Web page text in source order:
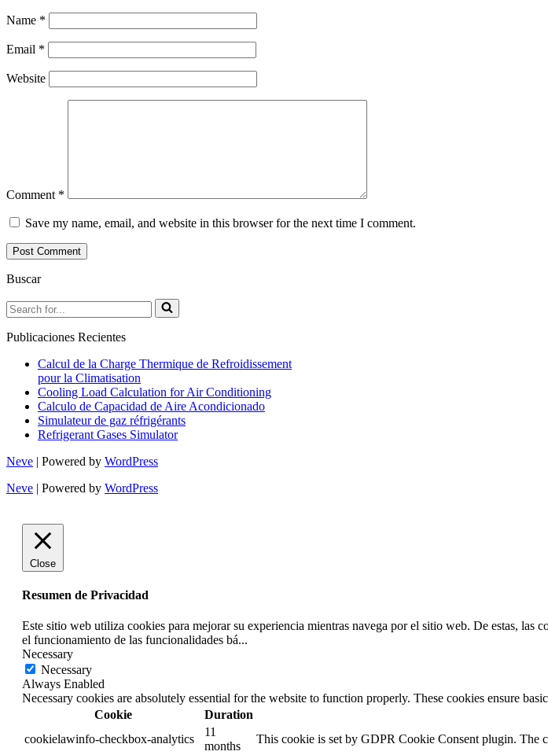
Name *
Email *
Website
Comment *
Save my name, email, and website in this browser for the next time I comment.
Buscar
Search
for...
Publicaciones Recientes
Calcul de la Charge Thermique de Refroidissement
pour la Climatisation
Cooling Load Calculation for Air Conditioning
Calculo de Capacidad de Aire Acondicionado
Simulateur de gaz réfrigérants
Refrigerant Gases Simulator
Neve | Powered by WordPress
Neve | Powered by WordPress
Close
Resumen de Privacidad
Este sitio web utiliza cookies para mejorar su experiencia mientras navega por el sitio web. De estas, las
el funcionamiento de las funcionalidades bá...
Necessary
Necessary
Always Enabled
Necessary cookies are absolutely essential for the website to function properly. These cookies ensure
Cookie
Duration
cookielawinfo-checkbox-analytics
11
months
This cookie is set by GDPR Cookie Consent plugin. The